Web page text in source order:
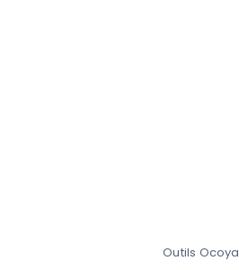
Outils Ocoya